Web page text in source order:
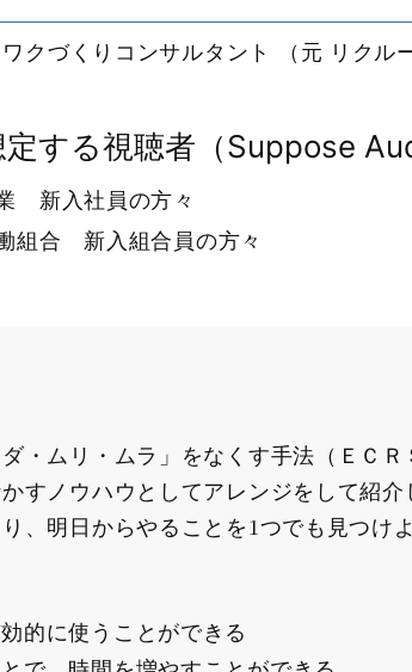
ワクづくりコンサルタント （元 リクル
する視聴者（Suppose
新入社員の方々
組合 新入組合員の方々
・ムリ・ムラ」をなくす手法（ＥＣＲ
すノウハウとしてアレンジをして紹介
、明日からやることを1つでも見つけよ
的に使うことができる